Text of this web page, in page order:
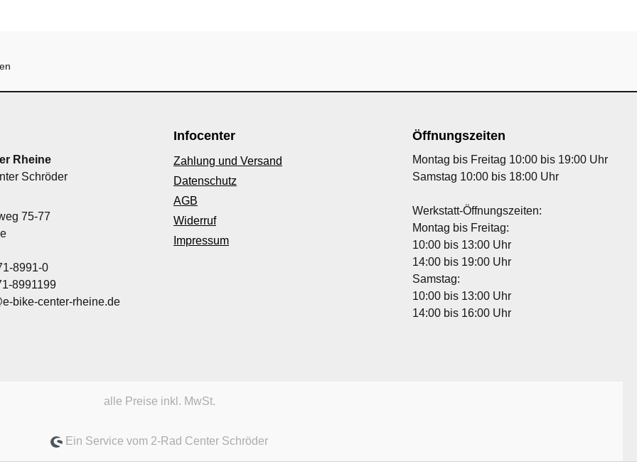
Rheine
Schröder
75-77
8991-0
8991199
bike-center-rheine.de
Infocenter
Zahlung und Versand
Datenschutz
AGB
Widerruf
Impressum
Öffnungszeiten
Montag bis Freitag 10:00 bis 19:00 Uhr
Samstag 10:00 bis 18:00 Uhr
Werkstatt-Öffnungszeiten:
Montag bis Freitag:
10:00 bis 13:00 Uhr
14:00 bis 19:00 Uhr
Samstag:
10:00 bis 13:00 Uhr
14:00 bis 16:00 Uhr
alle Preise inkl. MwSt.
Ein Service vom 2-Rad Center Schröder